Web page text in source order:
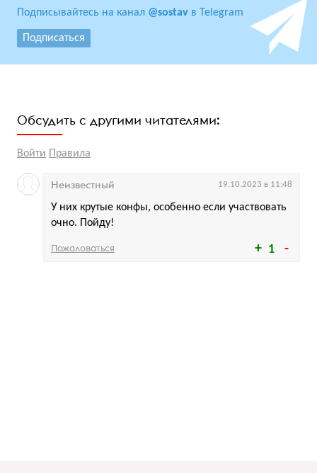
Подписывайтесь на канал @sostav в Telegram
Подписаться
Обсудить с другими читателями:
Войти Правила
1
У них крутые конфы, особенно если участвовать
очно. Пойду!
Неизвестный 19.10.2023 в 11:48
Пожаловаться